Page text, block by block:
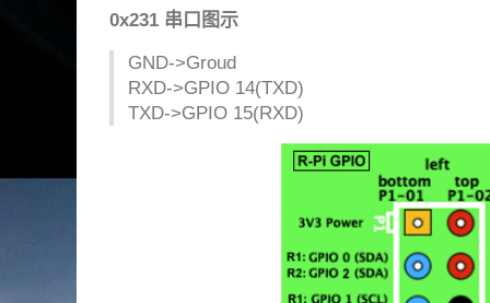
0x231 串口图示
GND->Groud
RXD->GPIO 14(TXD)
TXD->GPIO 15(RXD)